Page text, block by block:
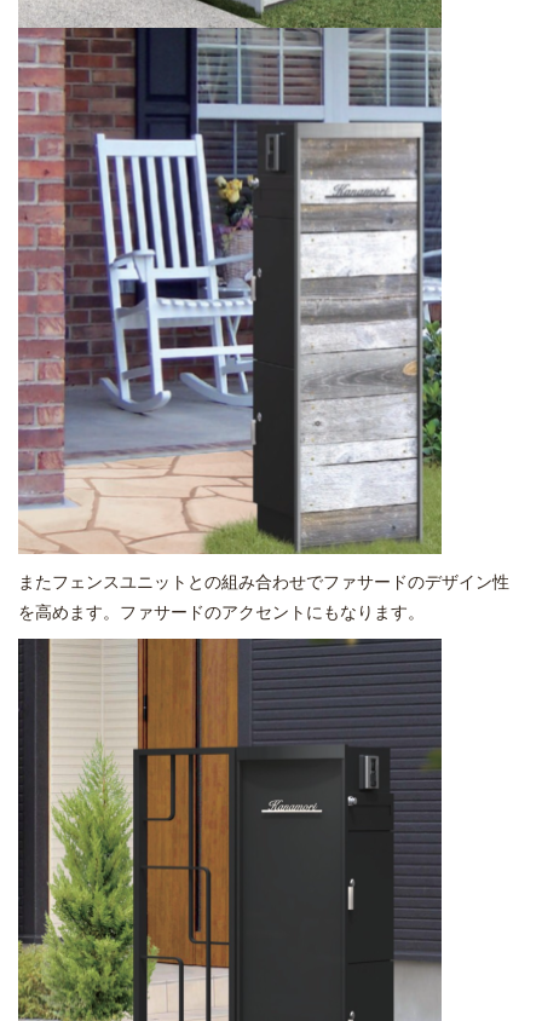
またフェンスユニットとの組み合わせでファサードのデザイン性
を高めます。ファサードのアクセントにもなります。